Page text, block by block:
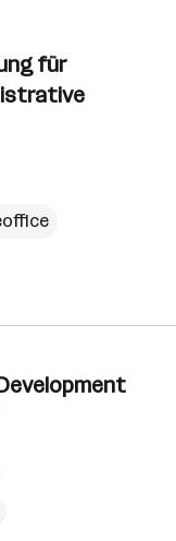
für